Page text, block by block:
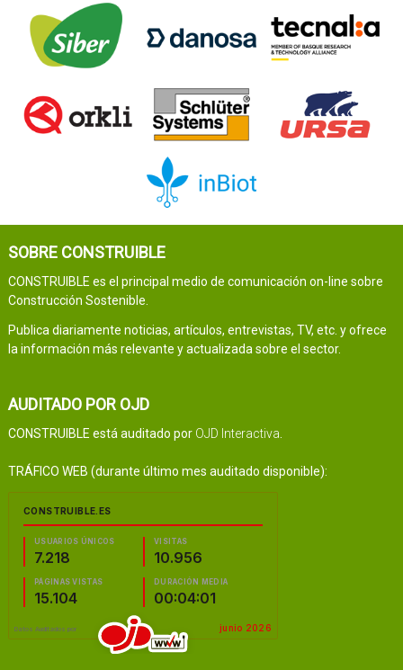
SOBRE CONSTRUIBLE
CONSTRUIBLE es el principal medio de comunicación on-line sobre
Construcción Sostenible.
Publica diariamente noticias, artículos, entrevistas, TV, etc. y ofrece
la información más relevante y actualizada sobre el sector.
AUDITADO POR OJD
CONSTRUIBLE está auditado por OJD Interactiva
TRÁFICO WEB (durante último mes auditado disponible):